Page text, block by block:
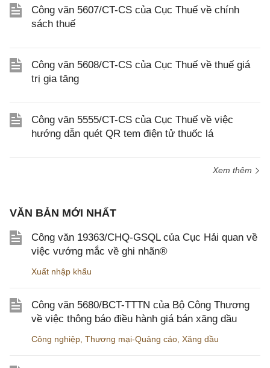
Công văn 5607/CT-CS của Cục Thuế về chính
sách thuế
Công văn 5608/CT-CS của Cục Thuế về thuế giá
trị gia tăng
Công văn 5555/CT-CS của Cục Thuế về việc
hướng dẫn quét QR tem điện tử thuốc lá
Xem thêm
VĂN BẢN MỚI NHẤT
Công văn 19363/CHQ-GSQL của Cục Hải quan về
việc vướng mắc về ghi nhãn®
Xuất nhập khẩu
Công văn 5680/BCT-TTTN của Bộ Công Thương
về việc thông báo điều hành giá bán xăng dầu
Công nghiệp Thương mại-Quảng cáo Xăng dầu